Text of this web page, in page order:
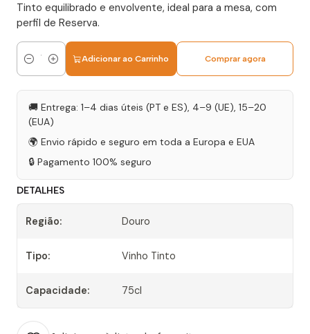
Tinto equilibrado e envolvente, ideal para a mesa, com
perfil de Reserva.
Quantidade
Adicionar ao Carrinho Comprar agora
🚚 Entrega: 1–4 dias úteis (PT e ES), 4–9 (UE), 15–20
(EUA)
🌍 Envio rápido e seguro em toda a Europa e EUA
🔒 Pagamento 100% seguro
DETALHES
Região: Douro
Tipo: Vinho Tinto
Capacidade: 75cl